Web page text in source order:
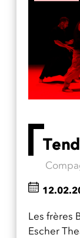
Les frères
Escher